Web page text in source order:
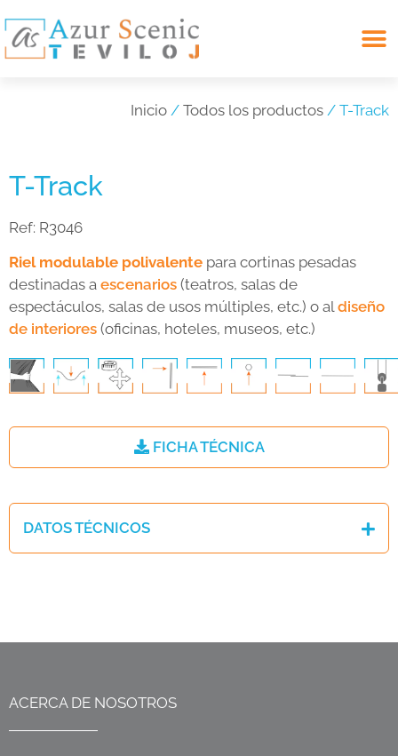
Inicio / Todos los productos / T-Track
T-Track
Ref: R3046
Riel modulable polivalente para cortinas pesadas
destinadas a escenarios (teatros, salas de
espectáculos, salas de usos múltiples, etc.) o aldiseño
de interiores (oficinas, hoteles, museos, etc.)
FICHA TÉCNICA
DATOS TÉCNICOS
ACERCA DE NOSOTROS